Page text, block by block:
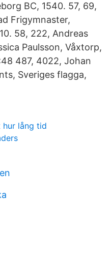
BC, 1540. 57, 69,
Frigymnaster,
58, 222, Andreas
Paulsson, Våxtorp,
487, 4022, Johan
Sveriges flagga,
hur lång tid